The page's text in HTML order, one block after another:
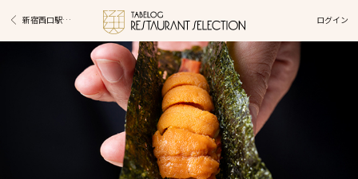
新宿西口駅グルメ ログイン